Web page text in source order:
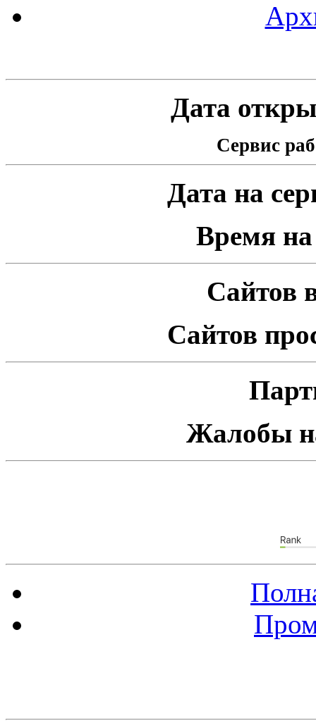
Дата
Сервис
Дата на
Время на
Сайтов
Сайтов
Жалобы